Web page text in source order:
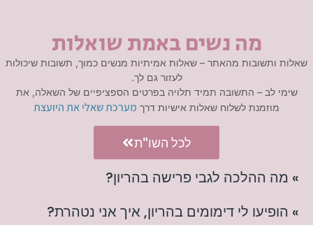
» מה ההלכה לגבי פרישה בהריון?
» הופיעו לי דימומים בהריון, איך אני נטהרת?
מה נשים באמת שואלות
שאלות ותשובות מהאתר – שאלות אמיתיות מנשים כמוך, תשובות שיכולות
לעזור גם לך.
שימי לב – התשובה תמיד תלויה בפרטים הספציפיים של השאלה, את
מוזמנת לשלוח שאלות אישיות דרך מערכת שאלי את היועצת
לכל השו"ת